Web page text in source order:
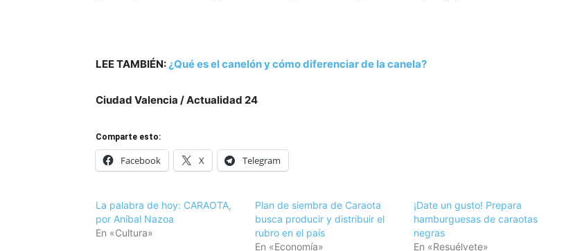
LEE TAMBIÉN: ¿Qué es el canelón y cómo diferenciar de la canela?
Ciudad Valencia / Actualidad 24
Comparte esto:
Facebook X Telegram
La palabra de hoy: CARAOTA,
por Aníbal Nazoa
En «Cultura»
Plan de siembra de Caraota
busca producir y distribuir el
rubro en el país
En «Economía»
¡Date un gusto! Prepara
hamburguesas de caraotas
negras
En «Resuélvete»